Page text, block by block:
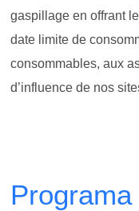
gaspillage en offrant
date limite de
consommables, aux
d’influence de nos